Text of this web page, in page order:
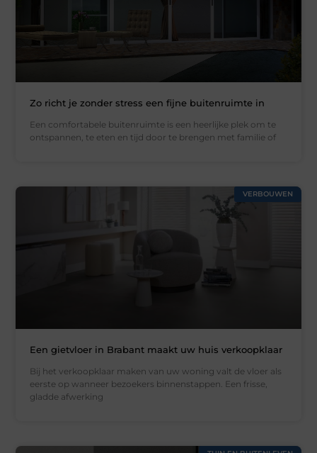
Zo richt je zonder stress een fijne buitenruimte in
Een comfortabele buitenruimte is een heerlijke plek om te
ontspannen, te eten en tijd door te brengen met familie of
VERBOUWEN
Een gietvloer in Brabant maakt uw huis verkoopklaar
Bij het verkoopklaar maken van uw woning valt de vloer als
eerste op wanneer bezoekers binnenstappen. Een frisse,
gladde afwerking